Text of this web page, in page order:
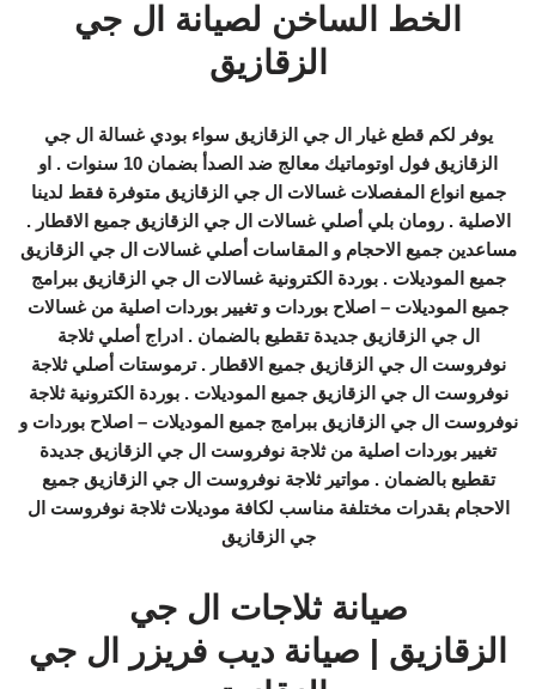
الخط الساخن لصيانة ال جي
الزقازيق
يوفر لكم قطع غيار ال جي الزقازيق سواء بودي غسالة ال جي
الزقازيق فول اوتوماتيك معالج ضد الصدأ بضمان 10 سنوات . او
جميع انواع المفصلات غسالات ال جي الزقازيق متوفرة فقط لدينا
الاصلية . رومان بلي أصلي غسالات ال جي الزقازيق جميع الاقطار .
مساعدين جميع الاحجام و المقاسات أصلي غسالات ال جي الزقازيق
جميع الموديلات . بوردة الكترونية غسالات ال جي الزقازيق ببرامج
جميع الموديلات – اصلاح بوردات و تغيير بوردات اصلية من غسالات
ال جي الزقازيق جديدة تقطيع بالضمان . ادراج أصلي ثلاجة
نوفروست ال جي الزقازيق جميع الاقطار . ترموستات أصلي ثلاجة
نوفروست ال جي الزقازيق جميع الموديلات . بوردة الكترونية ثلاجة
نوفروست ال جي الزقازيق ببرامج جميع الموديلات – اصلاح بوردات و
تغيير بوردات اصلية من ثلاجة نوفروست ال جي الزقازيق جديدة
تقطيع بالضمان . مواتير ثلاجة نوفروست ال جي الزقازيق جميع
الاحجام بقدرات مختلفة مناسب لكافة موديلات ثلاجة نوفروست ال
جي الزقازيق
صيانة ثلاجات ال جي
الزقازيق | صيانة ديب فريزر ال جي